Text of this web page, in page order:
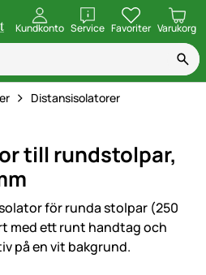
Kundkonto ServiceöppnaFavoriter Varukorg
Distansisolatorer
till rundstolpar,